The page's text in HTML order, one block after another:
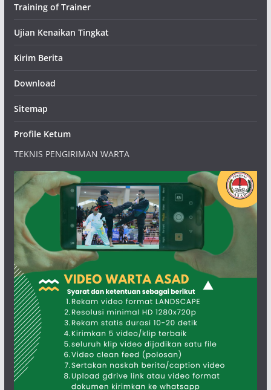
Training of Trainer
Ujian Kenaikan Tingkat
Kirim Berita
Download
Sitemap
Profile Ketum
TEKNIS PENGIRIMAN WARTA